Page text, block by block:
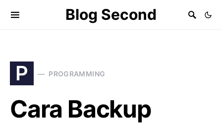
Blog Second
P PROGRAMMING
Cara Backup